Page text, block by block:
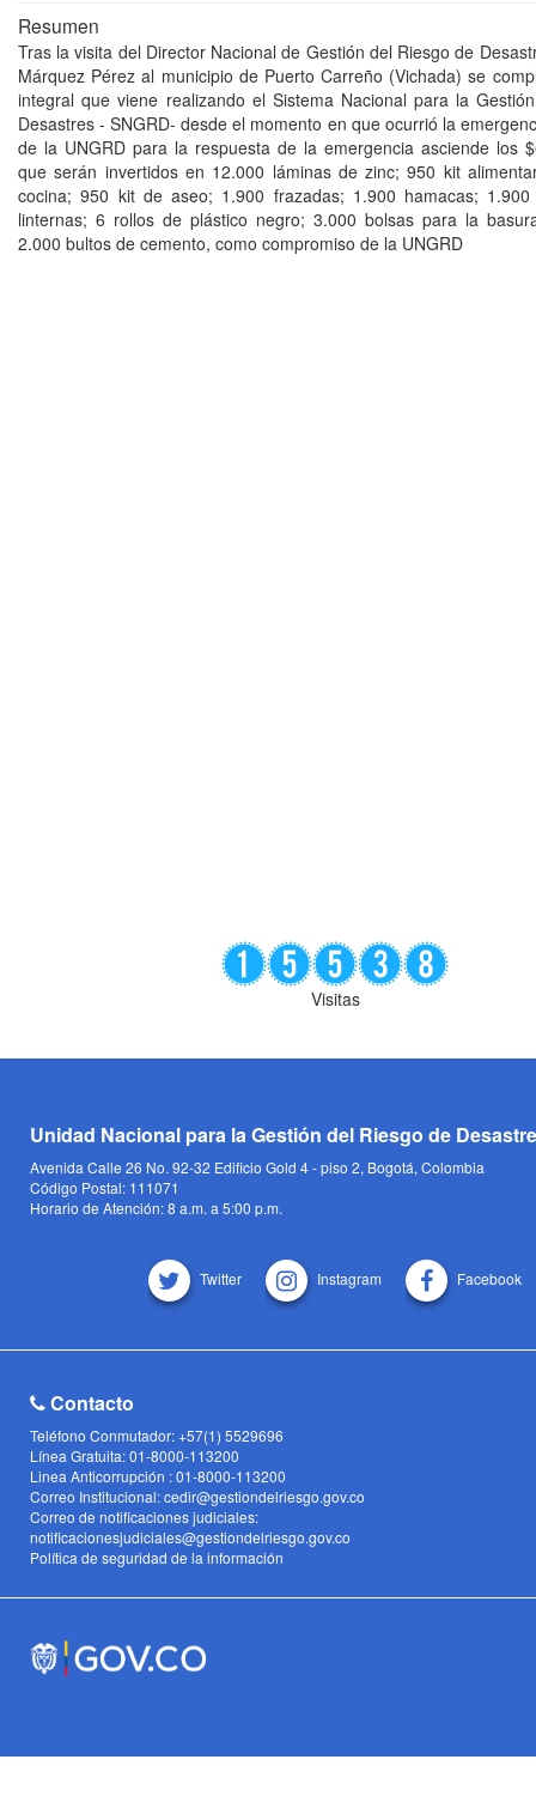
Resumen
Tras la visita del Director Nacional de Gestión del Riesgo de
Márquez Pérez al municipio de Puerto Carreño (Vichada) se
integral que viene realizando el Sistema Nacional para la
Desastres - SNGRD- desde el momento en que ocurrió la
de la UNGRD para la respuesta de la emergencia asciende los
que serán invertidos en 12.000 láminas de zinc; 950 kit
cocina; 950 kit de aseo; 1.900 frazadas; 1.900 hamacas;
linternas; 6 rollos de plástico negro; 3.000 bolsas para la
2.000 bultos de cemento, como compromiso de la UNGRD
Visitas
Unidad Nacional para la Gestión del Riesgo de
Avenida Calle 26 No. 92-32 Edificio Gold 4 - piso 2, Bogotá, Colombia
Código Postal: 111071
Horario de Atención: 8 a.m. a 5:00 p.m.
Twitter Instagram Facebook
Contacto
Teléfono Conmutador: +57(1) 5529696
Línea Gratuita: 01-8000-113200
Linea Anticorrupción : 01-8000-113200
Correo Institucional: cedir@gestiondelriesgo.gov.co
Correo de notificaciones judiciales:
notificacionesjudiciales@gestiondelriesgo.gov.co
Política de seguridad de la información